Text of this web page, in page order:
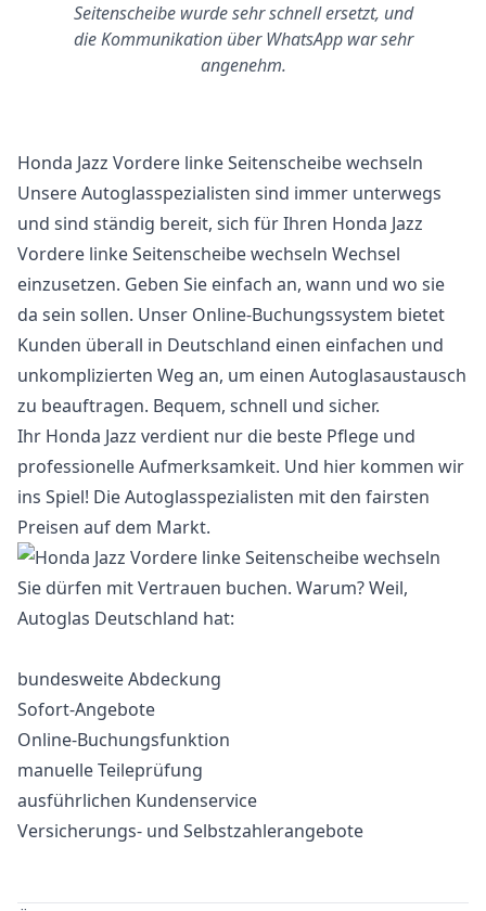
Seitenscheibe wurde sehr schnell ersetzt, und
die Kommunikation über WhatsApp war sehr
angenehm.
Honda Jazz Vordere linke Seitenscheibe wechseln
Unsere Autoglasspezialisten sind immer unterwegs
und sind ständig bereit, sich für Ihren Honda Jazz
Vordere linke Seitenscheibe wechseln Wechsel
einzusetzen. Geben Sie einfach an, wann und wo sie
da sein sollen. Unser Online-Buchungssystem bietet
Kunden überall in Deutschland einen einfachen und
unkomplizierten Weg an, um einen Autoglasaustausch
zu beauftragen. Bequem, schnell und sicher.
Ihr Honda Jazz verdient nur die beste Pflege und
professionelle Aufmerksamkeit. Und hier kommen wir
ins Spiel! Die Autoglasspezialisten mit den fairsten
Preisen auf dem Markt.
Sie dürfen mit Vertrauen buchen. Warum? Weil,
Autoglas Deutschland hat:
bundesweite Abdeckung
Sofort-Angebote
Online-Buchungsfunktion
manuelle Teileprüfung
ausführlichen Kundenservice
Versicherungs- und Selbstzahlerangebote